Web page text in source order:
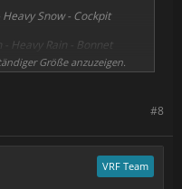
Snow - Cockpit
Heavy Rain - Bonnet
Rain - Bumper Camera
- Cockpit Camera
- Chase Camera
- Bumper Camera
(Wet) - Bonnet Camera
Größe anzuzeigen.
#8
VRF Team